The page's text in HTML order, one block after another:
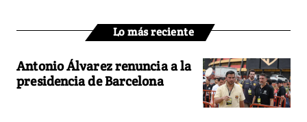
Lo más reciente
Antonio Álvarez renuncia a la
presidencia de Barcelona